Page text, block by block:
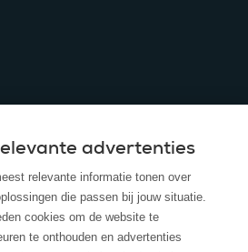
advertenties
relevante informatie tonen over
die passen bij jouw situatie.
cookies om de website te
te onthouden en advertenties